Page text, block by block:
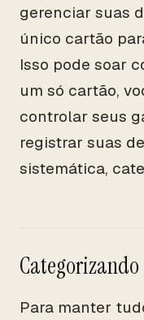
gerenciar suas
único cartão
Isso pode soar
um só cartão,
controlar seus
registrar suas
sistemática,
Categorizando
Para manter